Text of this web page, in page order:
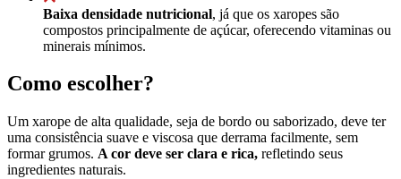
Baixa densidade nutricional, já que os xaropes são
compostos principalmente de açúcar, oferecendo vitaminas ou
minerais mínimos.
Como escolher?
Um xarope de alta qualidade, seja de bordo ou saborizado, deve ter
uma consistência suave e viscosa que derrama facilmente, sem
formar grumos. A cor deve ser clara e rica, refletindo seus
ingredientes naturais.